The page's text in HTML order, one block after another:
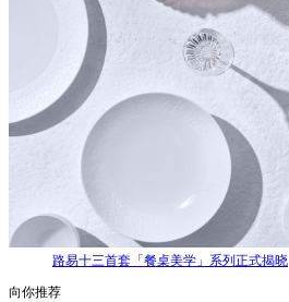
路易十三首套「餐桌美学」系列正式揭晓
向你推荐